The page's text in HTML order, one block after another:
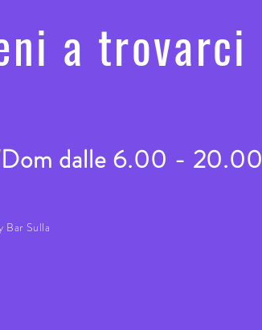
a trovarci
dalle 6.00 - 20.00
Bar Sulla